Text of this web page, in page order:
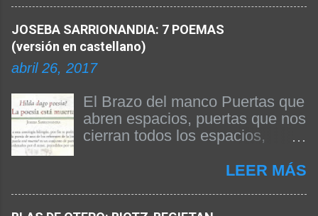
libro. A continuación
reproducimos el prólogo firmado
por el propio Beñat Arginzoniz
edición y explica algunas
cuestiones fundamentales para
entender la obra. Siendo Basho
en occidente, no existía hasta
JOSEBA SARRIONANDIA: 7 POEMAS
(versión en castellano)
abril 26, 2017
El Brazo del manco Puertas que
abren espacios, puertas que nos
cierran todos los espacios,
anhelando el día, díasLEER MÁS